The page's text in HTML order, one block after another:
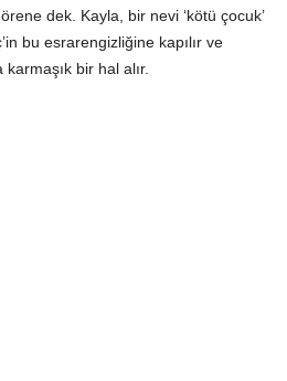
dek. Kayla, bir nevi ‘kötü çocuk’
bu esrarengizliğine kapılır ve
bir hal alır.